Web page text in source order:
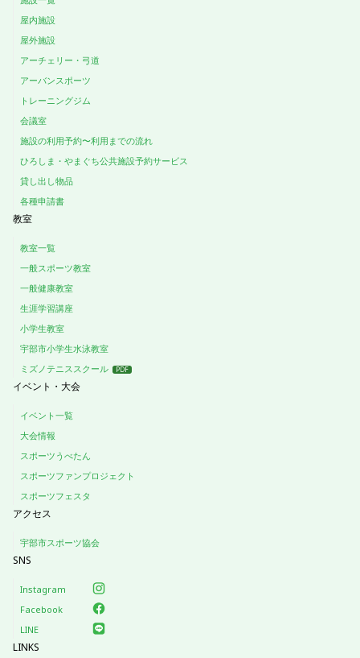
屋内施設
屋外施設
アーチェリー・弓道
アーバンスポーツ
トレーニングジム
会議室
施設の利用予約〜利用までの流れ
ひろしま・やまぐち公共施設予約サービス
貸し出し物品
各種申請書
教室
教室一覧
一般スポーツ教室
一般健康教室
生涯学習講座
小学生教室
宇部市小学生水泳教室
ミズノテニススクール
イベント・大会
イベント一覧
大会情報
スポーツうべたん
スポーツファンプロジェクト
スポーツフェスタ
アクセス
宇部市スポーツ協会
SNS
Instagram
Facebook
LINE
LINKS